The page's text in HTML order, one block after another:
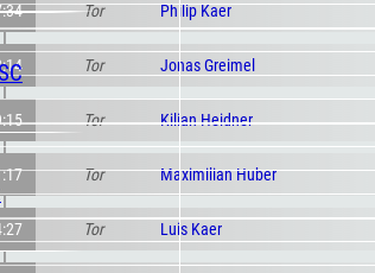
Tor Philip Kaer
Tor Jonas Greimel
Tor Kilian Heidner
Tor Maximilian Huber
Tor Luis Kaer